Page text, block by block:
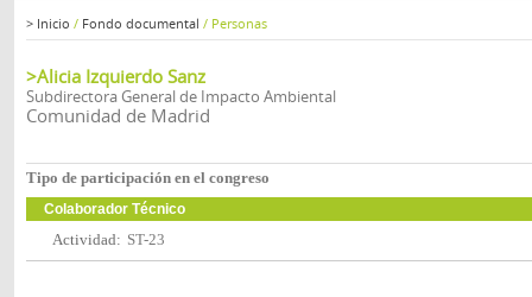
> Inicio / Fondo documental / Personas
>Alicia Izquierdo Sanz
Subdirectora General de Impacto Ambiental
Comunidad de Madrid
Tipo de participación en el congreso
Colaborador Técnico
Actividad: ST-23